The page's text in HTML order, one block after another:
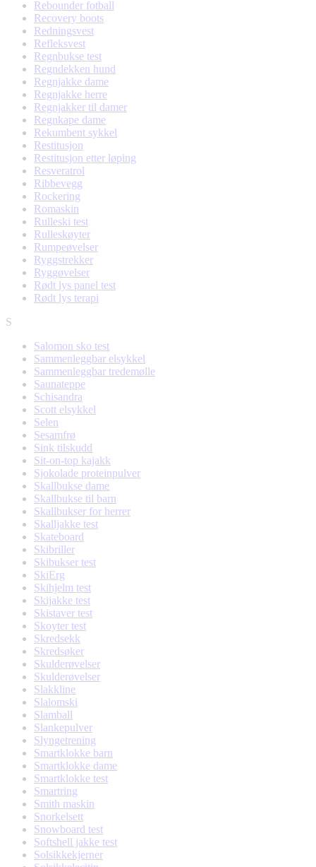
Rebounder fotball
Recovery boots
Redningsvest
Refleksvest
Regnbukse test
Regndekken hund
Regnjakke dame
Regnjakke herre
Regnjakker til damer
Regnkape dame
Rekumbent sykkel
Restitusjon
Restitusjon etter løping
Resveratrol
Ribbevegg
Rockering
Romaskin
Rulleski test
Rulleskøyter
Rumpeøvelser
Ryggstrekker
Ryggøvelser
Rødt lys panel test
Rødt lys terapi
S
Salomon sko test
Sammenleggbar elsykkel
Sammenleggbar tredemølle
Saunateppe
Schisandra
Scott elsykkel
Selen
Sesamfrø
Sink tilskudd
Sit-on-top kajakk
Sjokolade proteinpulver
Skallbukse dame
Skallbukse til barn
Skallbukser for herrer
Skalljakke test
Skateboard
Skibriller
Skibukser test
SkiErg
Skihjelm test
Skijakke test
Skistaver test
Skoyter test
Skredsekk
Skredsøker
Skulderøvelser
Skulderøvelser
Slakkline
Slalomski
Slamball
Slankepulver
Slyngetrening
Smartklokke barn
Smartklokke dame
Smartklokke test
Smartring
Smith maskin
Snorkelsett
Snowboard test
Softshell jakke test
Solsikkekjerner